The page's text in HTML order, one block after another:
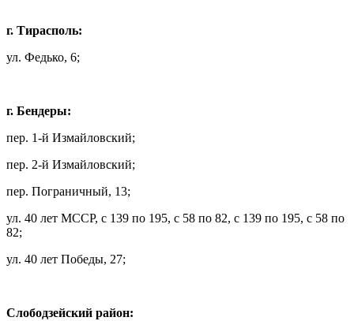
г. Тирасполь:
ул. Федько, 6;
г. Бендеры:
пер. 1-й Измайловский;
пер. 2-й Измайловский;
пер. Пограничный, 13;
ул. 40 лет МССР, с 139 по 195, с 58 по 82, с 139 по 195, с 58 по
82;
ул. 40 лет Победы, 27;
Слободзейский район: